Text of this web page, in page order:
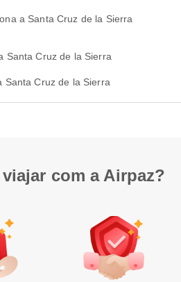
a Santa Cruz de la Sierra
Santa Cruz de la Sierra
Santa Cruz de la Sierra
com a Airpaz?